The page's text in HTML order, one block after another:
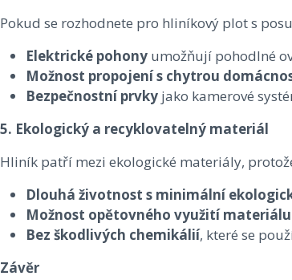
Pokud se rozhodnete pro hliníkový plot s
Elektrické pohony umožňují pohodlné
Možnost propojení s chytrou
Bezpečnostní prvky jako kamerové
5. Ekologický a recyklovatelný materiál
Hliník patří mezi ekologické materiály,
Dlouhá životnost s minimální
Možnost opětovného využití materiálu
Bez škodlivých chemikálií, které se
Závěr